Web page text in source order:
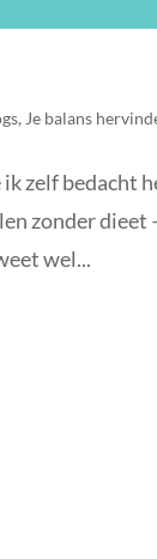
, Je balans
zelf bedacht
zonder dieet
wel...